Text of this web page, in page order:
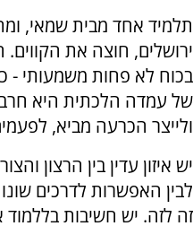
תלמיד אחד מבית שמאי,
ירושלים, חוצה את
בכוח לא פחות משמעותי
של עמדה הלכתית היא חרב
ולייצר הכרעה מביא,
יש איזון עדין בין הרצון
לבין האפשרות לדרכים
זה לזה. יש חשיבות בללמוד